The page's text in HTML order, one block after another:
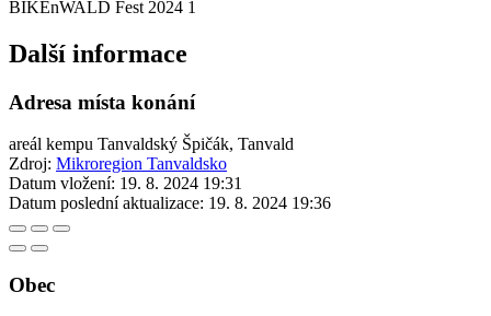
BIKEnWALD Fest 2024 1
Další informace
Adresa místa konání
areál kempu Tanvaldský Špičák, Tanvald
Zdroj: Mikroregion Tanvaldsko
Datum vložení: 19. 8. 2024 19:31
Datum poslední aktualizace: 19. 8. 2024 19:36
Obec